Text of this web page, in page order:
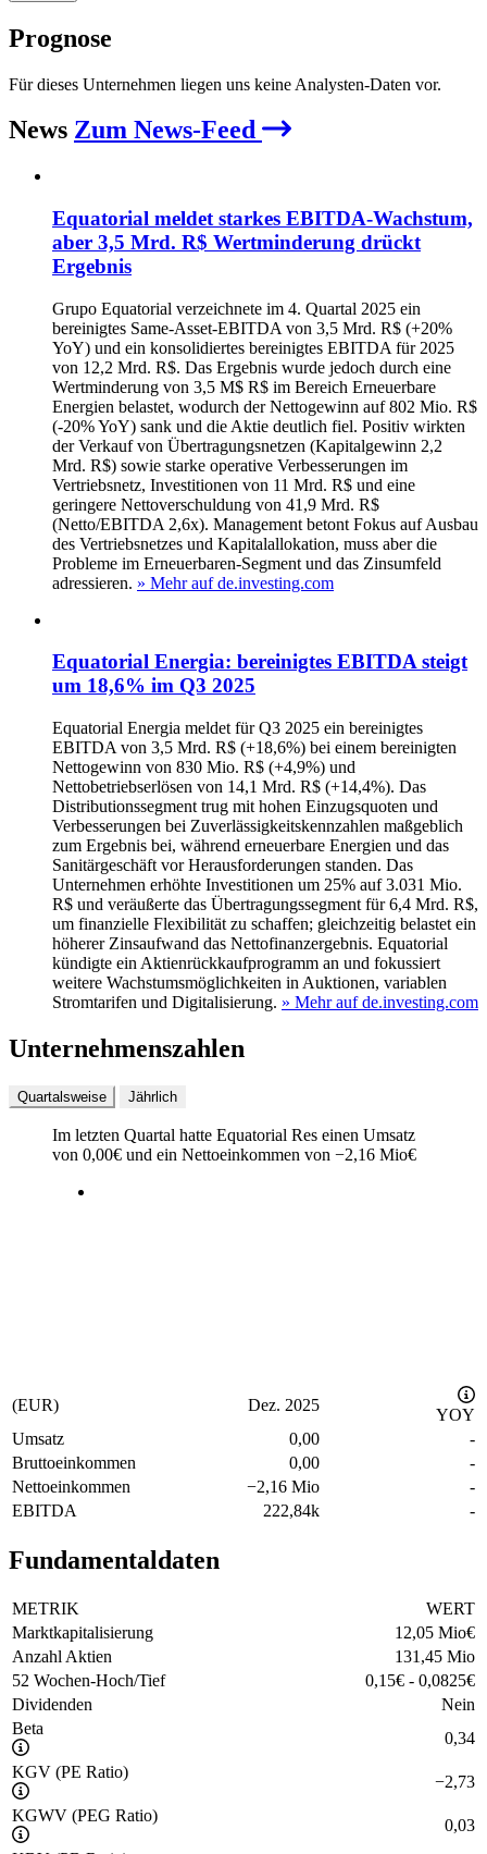
Prognose
Für dieses Unternehmen liegen uns keine Analysten-Daten vor.
News Zum News-Feed
Equatorial meldet starkes EBITDA-Wachstum,
aber 3,5 Mrd. R$ Wertminderung drückt
Ergebnis
Grupo Equatorial verzeichnete im 4. Quartal 2025 ein
bereinigtes Same-Asset-EBITDA von 3,5 Mrd. R$ (+20%
YoY) und ein konsolidiertes bereinigtes EBITDA für 2025
von 12,2 Mrd. R$. Das Ergebnis wurde jedoch durch eine
Wertminderung von 3,5 M$ R$ im Bereich Erneuerbare
Energien belastet, wodurch der Nettogewinn auf 802 Mio. R$
(-20% YoY) sank und die Aktie deutlich fiel. Positiv wirkten
der Verkauf von Übertragungsnetzen (Kapitalgewinn 2,2
Mrd. R$) sowie starke operative Verbesserungen im
Vertriebsnetz, Investitionen von 11 Mrd. R$ und eine
geringere Nettoverschuldung von 41,9 Mrd. R$
(Netto/EBITDA 2,6x). Management betont Fokus auf Ausbau
des Vertriebsnetzes und Kapitalallokation, muss aber die
Probleme im Erneuerbaren-Segment und das Zinsumfeld
adressieren. » Mehr auf de.investing.com
Equatorial Energia: bereinigtes EBITDA steigt
um 18,6% im Q3 2025
Equatorial Energia meldet für Q3 2025 ein bereinigtes
EBITDA von 3,5 Mrd. R$ (+18,6%) bei einem bereinigten
Nettogewinn von 830 Mio. R$ (+4,9%) und
Nettobetriebserlösen von 14,1 Mrd. R$ (+14,4%). Das
Distributionssegment trug mit hohen Einzugsquoten und
Verbesserungen bei Zuverlässigkeitskennzahlen maßgeblich
zum Ergebnis bei, während erneuerbare Energien und das
Sanitärgeschäft vor Herausforderungen standen. Das
Unternehmen erhöhte Investitionen um 25% auf 3.031 Mio.
R$ und veräußerte das Übertragungssegment für 6,4 Mrd. R$,
um finanzielle Flexibilität zu schaffen; gleichzeitig belastet ein
höherer Zinsaufwand das Nettofinanzergebnis. Equatorial
kündigte ein Aktienrückkaufprogramm an und fokussiert
weitere Wachstumsmöglichkeiten in Auktionen, variablen
Stromtarifen und Digitalisierung. » Mehr auf de.investing.com
Unternehmenszahlen
Quartalsweise Jährlich
Im letzten Quartal hatte Equatorial Res einen Umsatz
von 0,00€ und ein Nettoeinkommen von −2,16 Mio€
(EUR) Dez. 2025
YOY
Umsatz
0,00
-
Bruttoeinkommen
0,00
-
Nettoeinkommen
−2,16 Mio
-
EBITDA
222,84k -
Fundamentaldaten
METRIK
WERT
Marktkapitalisierung
12,05 Mio€
Anzahl Aktien
131,45 Mio
52 Wochen-Hoch/Tief
0,15€ - 0,0825€
Dividenden
Nein
Beta
0,34
KGV (PE Ratio)
−2,73
KGWV (PEG Ratio)
0,03